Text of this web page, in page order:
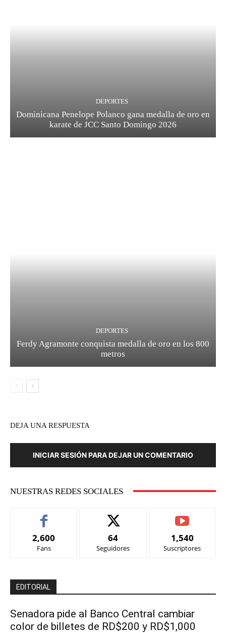
DEPORTES
Dominicana Penelope Polanco gana medalla de oro en
karate de JCC Santo Domingo 2026
DEPORTES
Ferdy Agramonte conquista medalla de oro en los 800
metros
DEJA UNA RESPUESTA
INICIAR SESIÓN PARA DEJAR UN COMENTARIO
NUESTRAS REDES SOCIALES
2,600
Fans
64
Seguidores
1,540
Suscriptores
EDITORIAL
Senadora pide al Banco Central cambiar
color de billetes de RD$200 y RD$1,000